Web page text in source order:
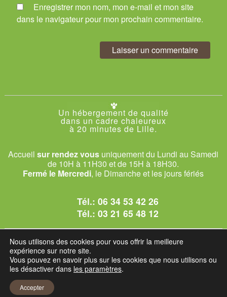
Enregistrer mon nom, mon e-mail et mon site
dans le navigateur pour mon prochain commentaire.
Un hébergement de qualité
dans un cadre chaleureux
à 20 minutes de Lille.
Accueilsur rendez vous uniquement du Lundi au Samedi
de 10H à 11H30 et de 15H à 18H30.
Fermé le Mercredi, le Dimanche et les jours fériés
Tél.:06 34 53 42 26
Tél.:03 21 65 48 12
© 2026 Le Club des Chats
1228 rue bataille - 62840 Sailly-sur-la-Lys.
Mentions légales et C.G.U
Nous utilisons des cookies pour vous offrir la meilleure
expérience sur notre site.
Vous pouvez en savoir plus sur les cookies que nous utilisons ou
les désactiver dans les paramètres.
Accepter